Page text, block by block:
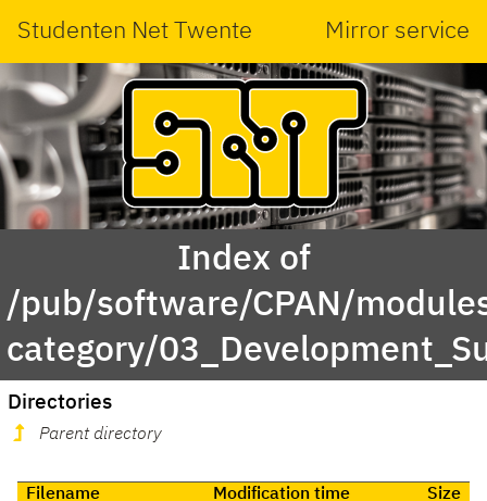
Studenten Net Twente Mirror service
Index of
/pub/software/CPAN/
category/
Directories
Parent directory
Filename Modification time
Size